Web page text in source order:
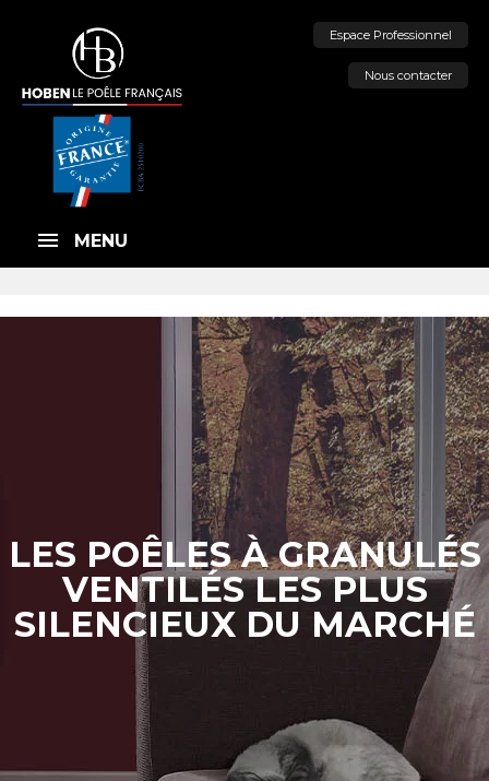
Espace Professionnel
Nous contacter
MENU
LES POÊLES À GRANULÉS
VENTILÉS LES PLUS
SILENCIEUX DU MARCHÉ